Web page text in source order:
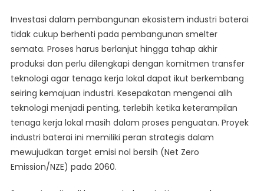
Investasi dalam pembangunan ekosistem industri baterai
tidak cukup berhenti pada pembangunan smelter
semata. Proses harus berlanjut hingga tahap akhir
produksi dan perlu dilengkapi dengan komitmen transfer
teknologi agar tenaga kerja lokal dapat ikut berkembang
seiring kemajuan industri. Kesepakatan mengenai alih
teknologi menjadi penting, terlebih ketika keterampilan
tenaga kerja lokal masih dalam proses penguatan. Proyek
industri baterai ini memiliki peran strategis dalam
mewujudkan target emisi nol bersih (Net Zero
Emission/NZE) pada 2060.